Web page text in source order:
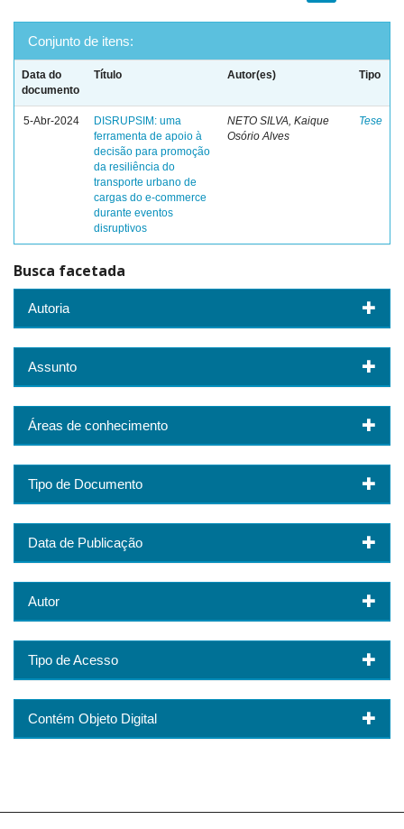
Conjunto de itens:
Data do
documento
Título Autor(es) Tipo
5-Abr-2024
DISRUPSIM: uma
ferramenta de apoio à
decisão para promoção
da resiliência do
transporte urbano de
cargas do e-commerce
durante eventos
disruptivos
NETO SILVA, Kaique
Osório Alves
Tese
Busca facetada
Autoria
Assunto
Áreas de conhecimento
Tipo de Documento
Data de Publicação
Autor
Tipo de Acesso
Contém Objeto Digital